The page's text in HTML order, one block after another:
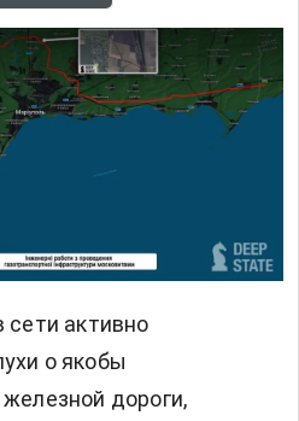
сети активно
о якобы
дороги,